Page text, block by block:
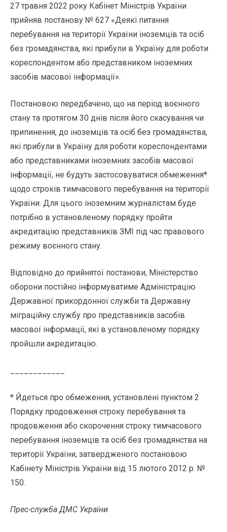
27 травня 2022 року Кабінет Міністрів України
прийняв постанову № 627 «Деякі питання
перебування на території України іноземців та осіб
без громадянства, які прибули в Україну для роботи
кореспондентом або представником іноземних
засобів масової інформації».
Постановою передбачено, що на період воєнного
стану та протягом 30 днів після його скасування чи
припинення, до іноземців та осіб без громадянства,
які прибули в Україну для роботи кореспондентами
або представниками іноземних засобів масової
інформації, не будуть застосовуватися обмеження*
щодо строків тимчасового перебування на території
України. Для цього іноземним журналістам буде
потрібно в установленому порядку пройти
акредитацію представників ЗМІ під час правового
режиму воєнного стану.
Відповідно до прийнятої постанови, Міністерство
оборони постійно інформуватиме Адміністрацію
Державної прикордонної служби та Державну
міграційну службу про представників засобів
масової інформації, які в установленому порядку
пройшли акредитацію.
* Йдеться про обмеження, установлені пунктом 2
Порядку продовження строку перебування та
продовження або скорочення строку тимчасового
перебування іноземців та осіб без громадянства на
території України, затвердженого постановою
Кабінету Міністрів України від 15 лютого 2012 р. №
150.
Прес-служба ДМС України